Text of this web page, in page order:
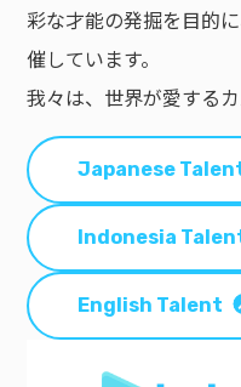
彩な才能の発掘を目的
催しています。
我々は、世界が愛する
Japanese
Indonesia
English Talent